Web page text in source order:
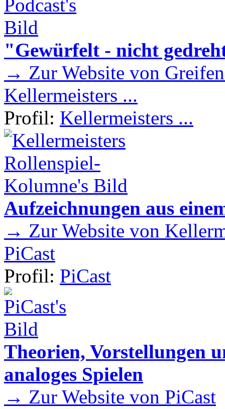
"Gewürfelt - nicht
→ Zur Website von
Kellermeisters ...
Profil: Kellermeisters ...
Aufzeichnungen aus
→ Zur Website von
PiCast
Profil: PiCast
Theorien, Vorstellungen
analoges Spielen
→ Zur Website von PiCast